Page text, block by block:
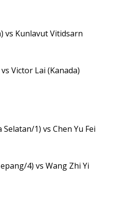
vs Kunlavut Vitidsarn
Victor Lai (Kanada)
1) vs Chen Yu Fei
4) vs Wang Zhi Yi